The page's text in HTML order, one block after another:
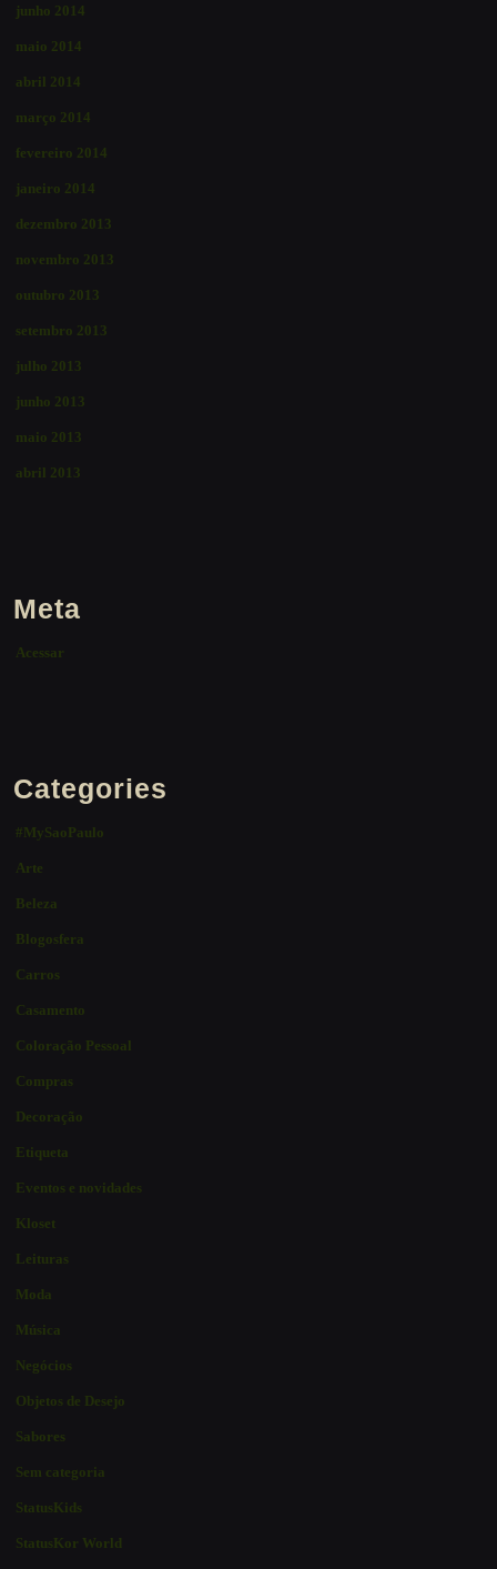
junho 2014
maio 2014
abril 2014
março 2014
fevereiro 2014
janeiro 2014
dezembro 2013
novembro 2013
outubro 2013
setembro 2013
julho 2013
junho 2013
maio 2013
abril 2013
Meta
Acessar
Categories
#MySaoPaulo
Arte
Beleza
Blogosfera
Carros
Casamento
Coloração Pessoal
Compras
Decoração
Etiqueta
Eventos e novidades
Kloset
Leituras
Moda
Música
Negócios
Objetos de Desejo
Sabores
Sem categoria
StatusKids
StatusKor World